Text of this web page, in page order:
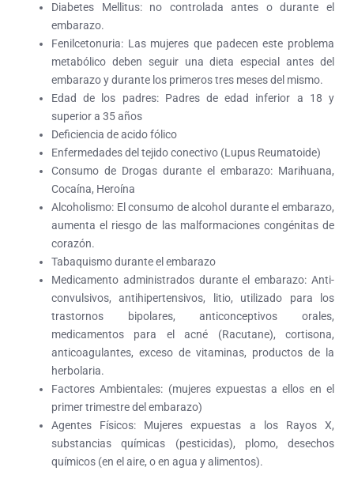
Diabetes Mellitus: no controlada antes o durante el
embarazo.
Fenilcetonuria: Las mujeres que padecen este problema
metabólico deben seguir una dieta especial antes del
embarazo y durante los primeros tres meses del mismo.
Edad de los padres: Padres de edad inferior a 18 y
superior a 35 años
Deficiencia de acido fólico
Enfermedades del tejido conectivo (Lupus Reumatoide)
Consumo de Drogas durante el embarazo: Marihuana,
Cocaína, Heroína
Alcoholismo: El consumo de alcohol durante el embarazo,
aumenta el riesgo de las malformaciones congénitas de
corazón.
Tabaquismodurante el embarazo
Medicamento administrados durante el embarazo: Anti-
convulsivos, antihipertensivos, litio, utilizado para los
trastornos bipolares, anticonceptivos orales,
medicamentos para el acné (Racutane), cortisona,
anticoagulantes, exceso de vitaminas, productos de la
herbolaria.
Factores Ambientales: (mujeres expuestas a ellos en el
primer trimestre del embarazo)
Agentes Físicos: Mujeres expuestas a los Rayos X,
substancias químicas (pesticidas), plomo, desechos
químicos (en el aire, o en agua y alimentos).